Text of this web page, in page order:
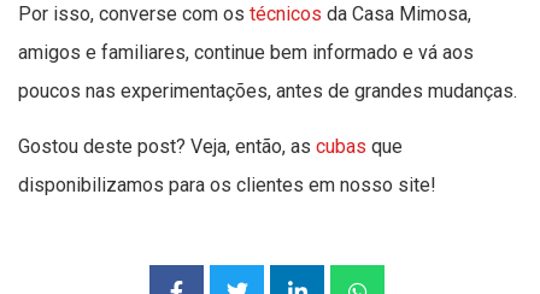
Por isso, converse com os técnicos da Casa Mimosa,
amigos e familiares, continue bem informado e vá aos
poucos nas experimentações, antes de grandes mudanças.
Gostou deste post? Veja, então, as cubas que
disponibilizamos para os clientes em nosso site!